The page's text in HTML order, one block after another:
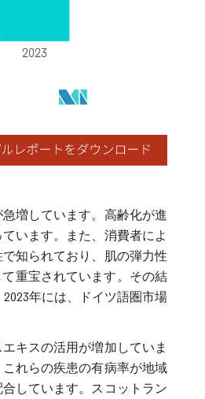
増しています。高齢化が進
います。また、消費者によ
知られており、肌の弾力性
重宝されています。その結
年には、ドイツ語圏市場
キスの活用が増加していま
れらの疾患の有病率が地域
しています。スコットラン